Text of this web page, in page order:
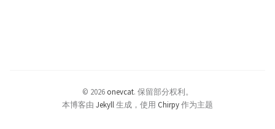
© 2026 onevcat. 保留部分权利。
本博客由 Jekyll 生成，使用 Chirpy作为主题